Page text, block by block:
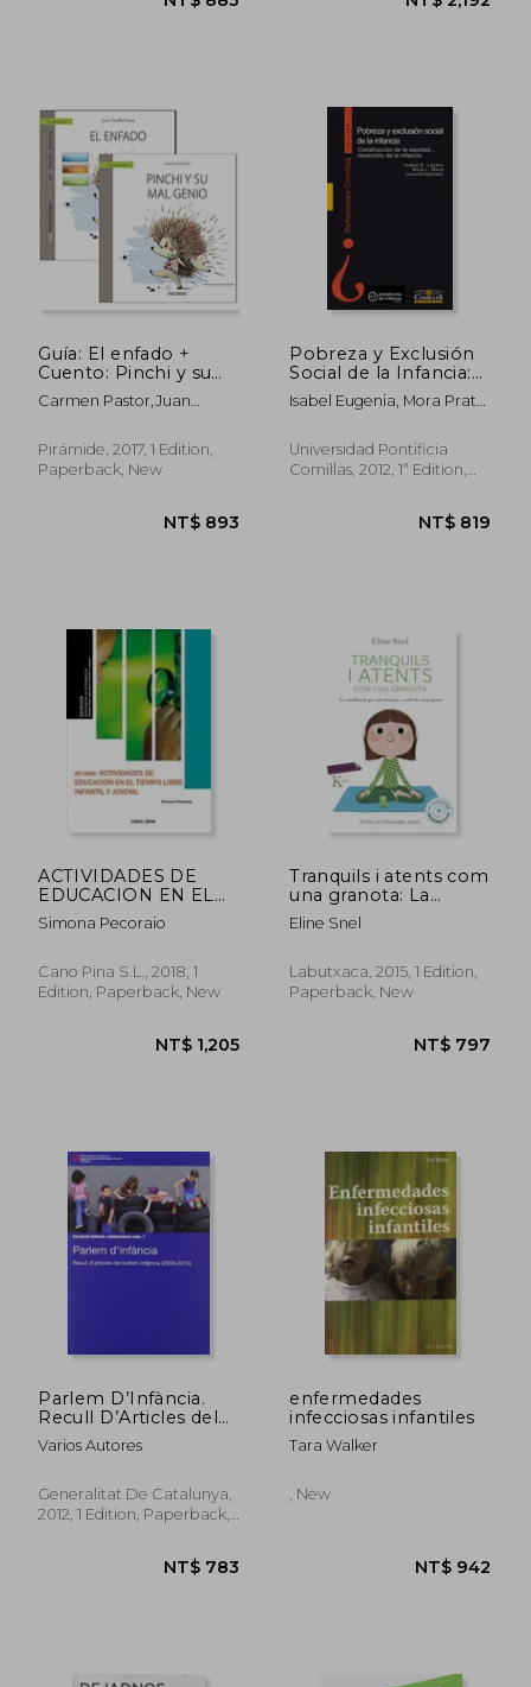
NT$ 972
Guía: El enfado +
Cuento: Pinchi y su
mal genio (in
Spanish)
Carmen Pastor,Juan
Pirámide, 2017, 1 Edition,
Paperback, New
Pobreza y Exclusión
Social de la Infancia:
Construcción de la
Equidad, Desarrollo
Spanish)
Isabel Eugenia, Mora Prato,
L&Aacute;Zaro
Gonz&Aacute;Lez
Universidad Pontificia
Comillas, 2012, 1ª Edition,
ACTIVIDADES DE
EDUCACION EN EL
TIEMPO LIBRE
INFANTIL Y JUVENIL
Simona Pecoraio
Cano Pina S.L., 2018, 1
Edition, Paperback, New
Tranquils i atents com
una granota: La
meditació per als
infants segons el
(in Catalan)
Eline Snel
Labutxaca, 2015, 1 Edition,
Paperback, New
Parlem D’Infància.
Recull D’Articles del
Butlletí Inf@Ncia
(2009-2010) (Infància i
Catalan)
Varios Autores
Generalitat De Catalunya,
2012, 1 Edition, Paperback,
enfermedades
infecciosas infantiles
Tara Walker
, New